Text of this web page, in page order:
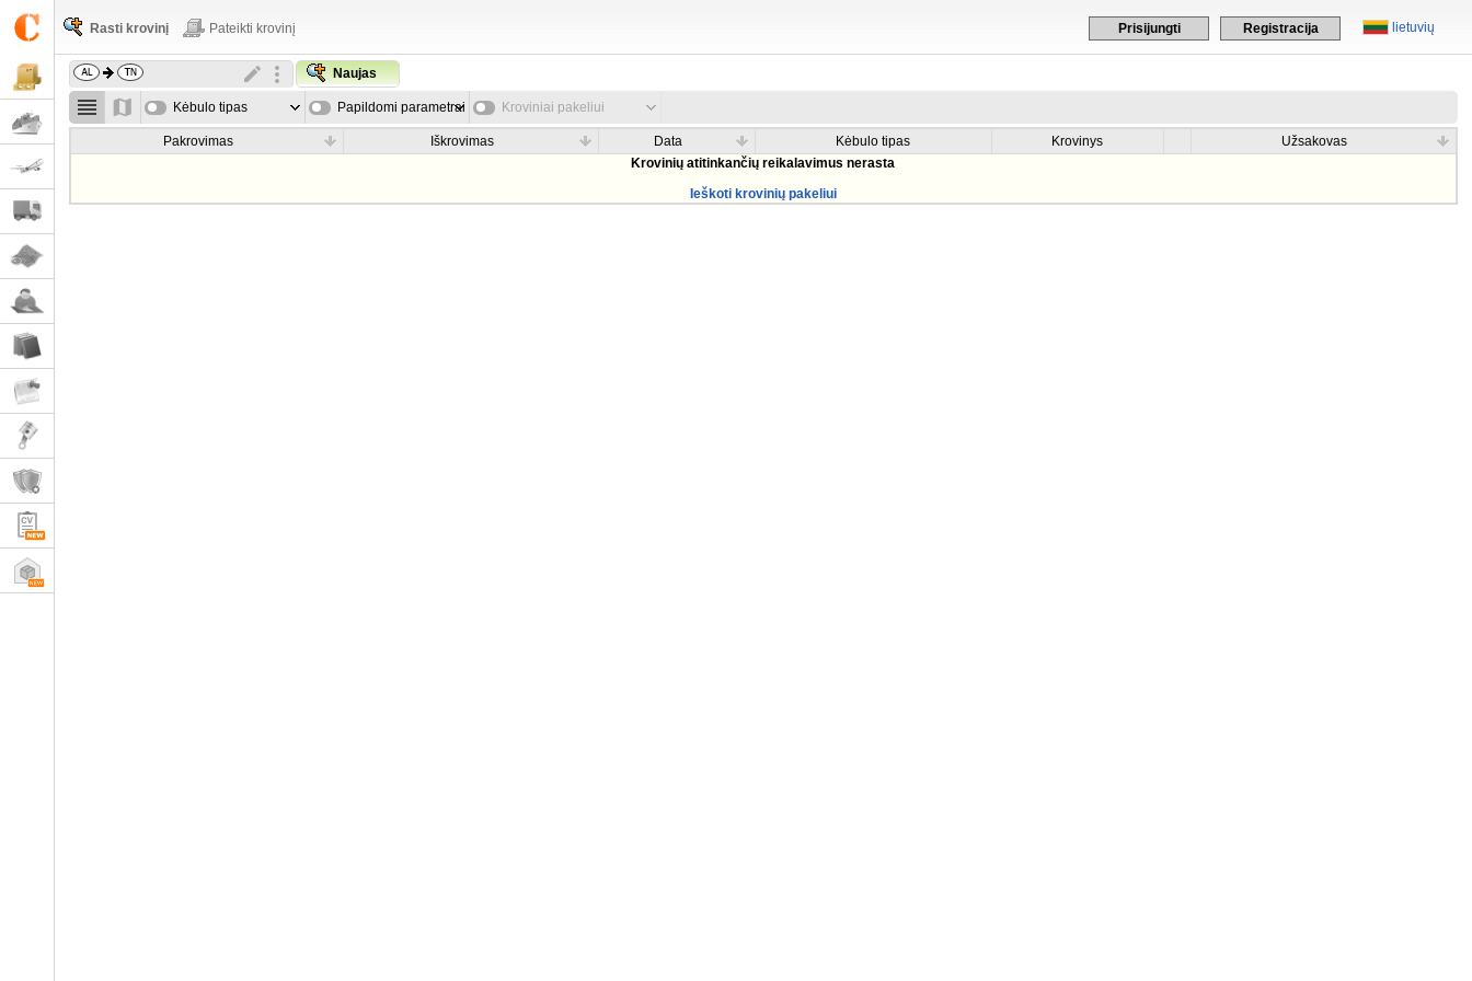
lietuvių
Prisijungti Registracija
Rasti krovinį Pateikti krovinį
Naujas
Kėbulo tipas Papildomi parametrai Kroviniai pakeliui
Pakrovimas Iškrovimas Data Kėbulo tipas Krovinys
Užsakovas
Krovinių atitinkančių reikalavimus nerasta
Ieškoti krovinių pakeliui